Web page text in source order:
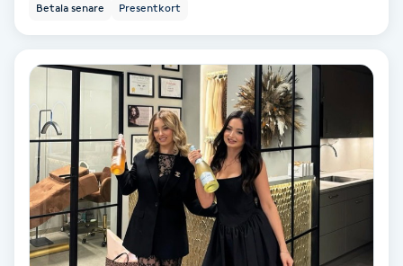
Ortobionomi
Ortopedi
Osteopati
Betala senare Presentkort